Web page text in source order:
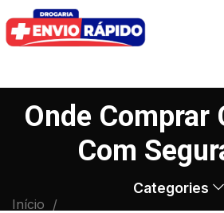
Onde Comprar
Com
Categories
Início